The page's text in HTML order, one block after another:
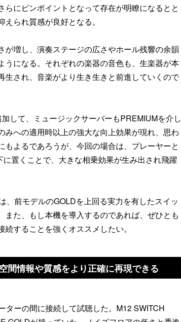
らにピンポイントとなって存在が明瞭になるとと
られ質感が良好となる。
が増し、演奏ステージの広さやホール残響の余韻
うになる。それぞれの楽器の音色も、生楽器が本
生され、音楽がより生き生きと前進していくので
して、ミュージックサーバーもPREMIUMを介し
への適用時以上の強大な向上効果が現れ、思わ
よるであろうが、今回の場合は、プレーヤーと
置くことで、大きな相乗効果が生み出され飛躍
、前モデルのGOLDを上回る実力を有したスイッ
た、もし本機を導入するのであれば、ぜひとも
することを強くオススメしたい。
間情報や質感をより正確に再現できる
ターの間に接続して試聴した。M12 SWITCH